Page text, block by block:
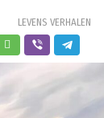
LEVENS VERHALEN